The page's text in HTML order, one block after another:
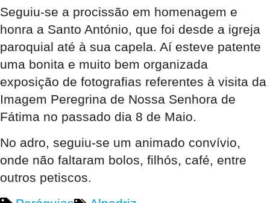
Seguiu-se a procissão em homenagem e
honra a Santo António, que foi desde a igreja
paroquial até à sua capela. Aí esteve patente
uma bonita e muito bem organizada
exposição de fotografias referentes à visita da
Imagem Peregrina de Nossa Senhora de
Fátima no passado dia 8 de Maio.
No adro, seguiu-se um animado convívio,
onde não faltaram bolos, filhós, café, entre
outros petiscos.